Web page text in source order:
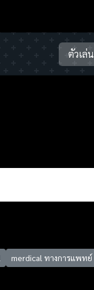
ตัวเล่
merdical ทางการแพทย์